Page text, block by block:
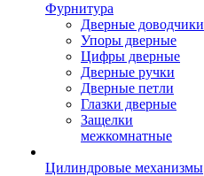
Фурнитура
Дверные доводчики
Упоры дверные
Цифры дверные
Дверные ручки
Дверные петли
Глазки дверные
Защелки
межкомнатные
Цилиндровые механизмы